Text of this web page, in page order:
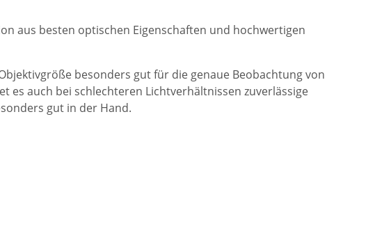
aus besten optischen Eigenschaften und hochwertigen
besonders gut für die genaue Beobachtung von
es auch bei schlechteren Lichtverhältnissen zuverlässige
gut in der Hand.